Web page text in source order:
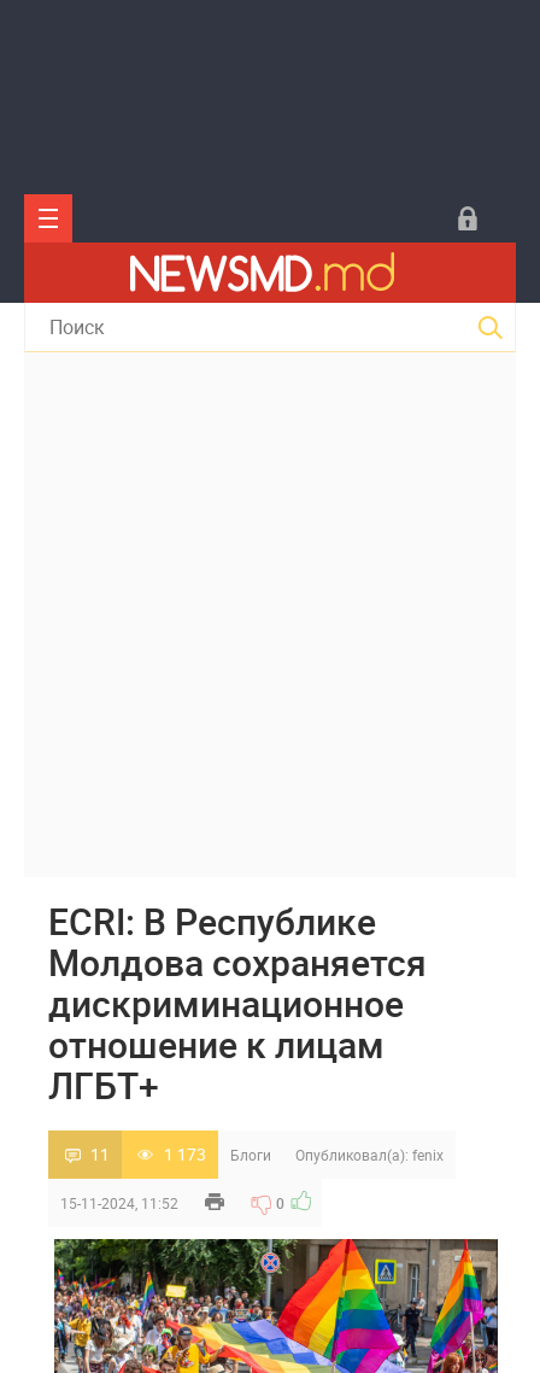
ECRI: В Республике
Молдова сохраняется
дискриминационное
отношение к лицам
ЛГБТ+
11 1 173 Блоги Опубликовал(а): fenix
15-11-2024, 11:52 0